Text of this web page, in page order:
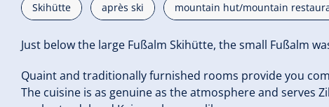
Skihütte après ski mountain hut/mountain
Just below the large Fußalm Skihütte, the small Fußalm
Quaint and traditionally furnished rooms provide you
The cuisine is as genuine as the atmosphere and serves